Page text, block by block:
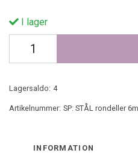
I lager
Lagersaldo: 4
Artikelnummer: SP: STÅL rondeller
INFORMATION